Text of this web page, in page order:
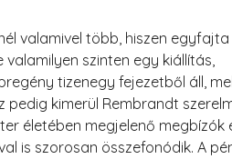
valamivel több, hiszen egyfajta
szinten egy kiállítás,
tizenegy fejezetből áll,
pedig kimerül Rembrandt
életében megjelenő megbízók
is szorosan összefonódik. A